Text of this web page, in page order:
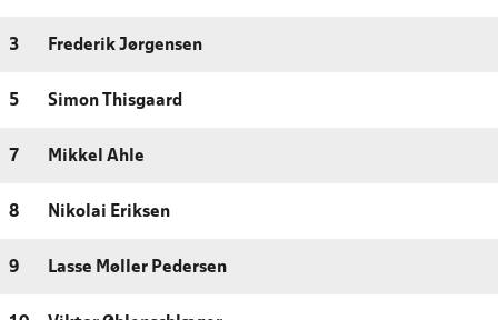
3 Frederik Jørgensen
5 Simon Thisgaard
7 Mikkel Ahle
8 Nikolai Eriksen
9 Lasse Møller Pedersen